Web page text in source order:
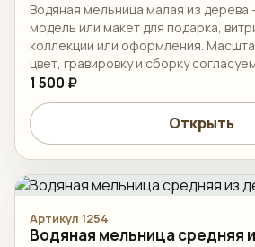
Водяная мельница малая из дерева
модель или макет для подарка,
коллекции или оформления.
цвет, гравировку и сборку
1 500 ₽
Открыть
Артикул 1254
Водяная мельница средняя